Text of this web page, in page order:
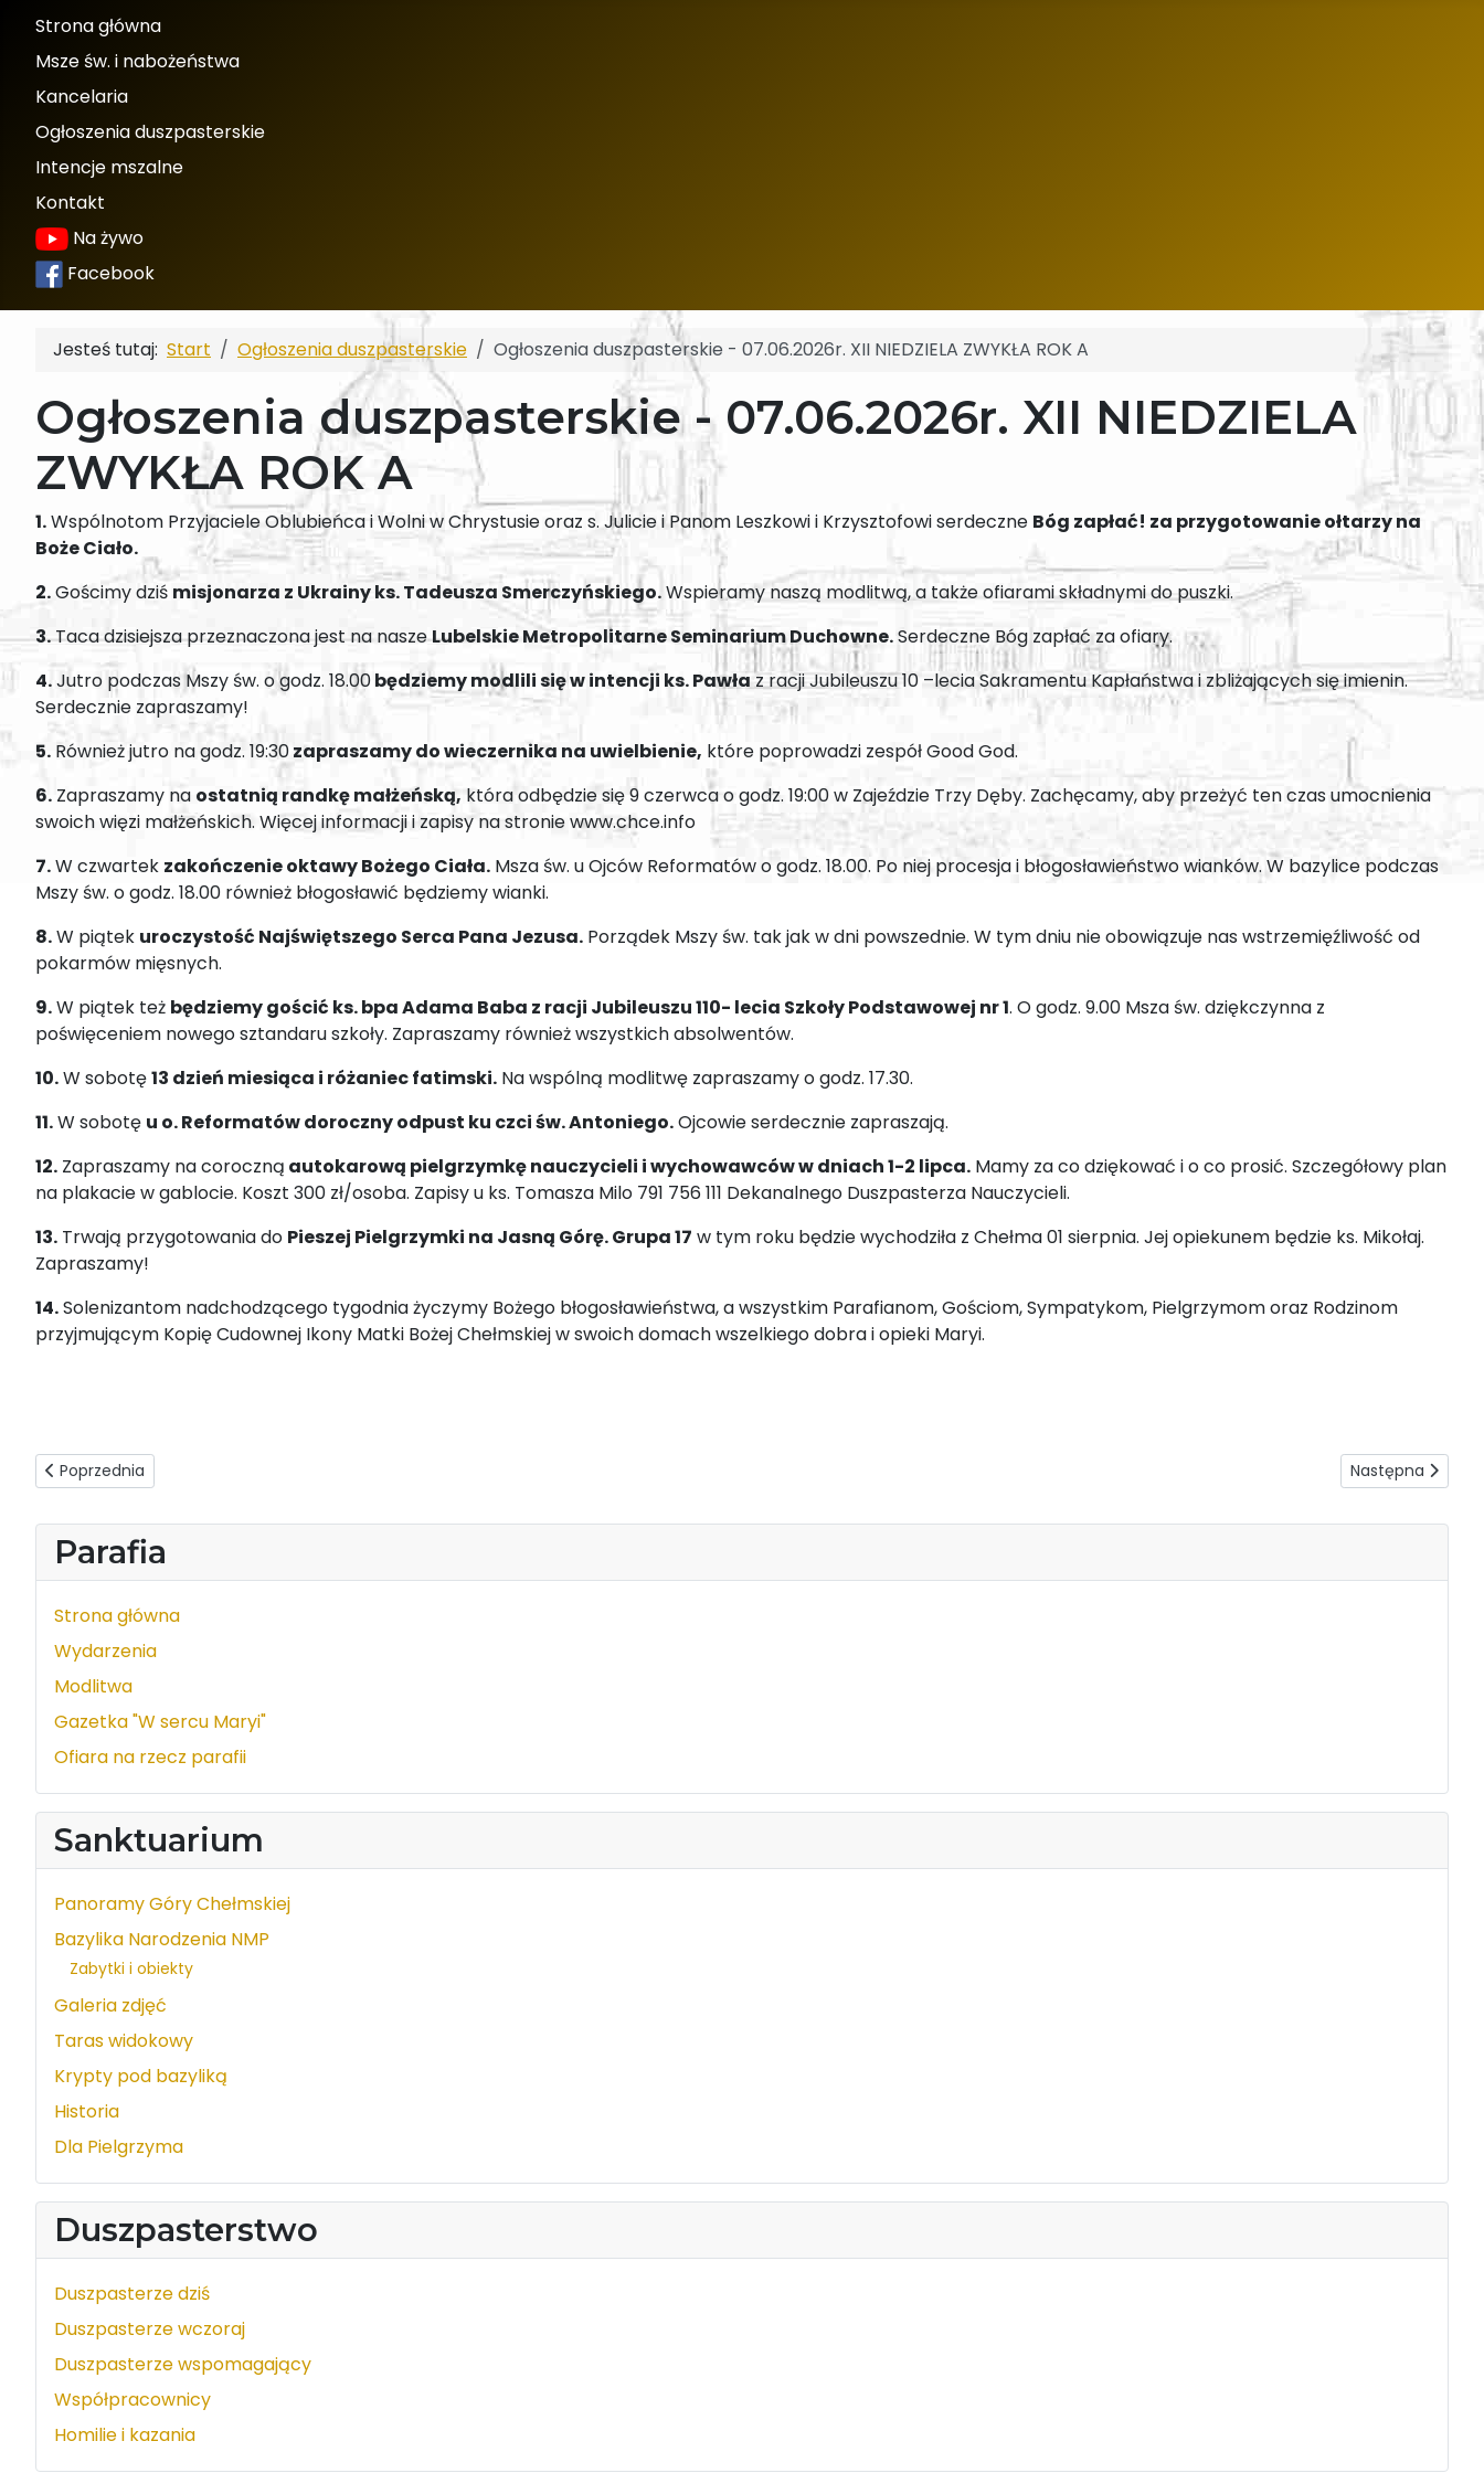
Strona główna
Msze św. i nabożeństwa
Kancelaria
Ogłoszenia duszpasterskie
Intencje mszalne
Kontakt
Na żywo
Facebook
Parafia
Strona główna
Wydarzenia
Modlitwa
Gazetka "W sercu Maryi"
Ofiara na rzecz parafii
Sanktuarium
Panoramy Góry Chełmskiej
Bazylika Narodzenia NMP
Zabytki i obiekty
Galeria zdjęć
Taras widokowy
Krypty pod bazyliką
Historia
Dla Pielgrzyma
Duszpasterstwo
Duszpasterze dziś
Duszpasterze wczoraj
Duszpasterze wspomagający
Współpracownicy
Homilie i kazania
Jesteś tutaj: Start Ogłoszenia duszpasterskie Ogłoszenia duszpasterskie - 07.06.2026r. XII NIEDZIELA ZWYKŁA ROK A
Ogłoszenia duszpasterskie - 07.06.2026r. XII NIEDZIELA
ZWYKŁA ROK A
1.Wspólnotom Przyjaciele Oblubieńca i Wolni w Chrystusie oraz s. Julicie i Panom Leszkowi i Krzysztofowi serdeczne Bóg zapłać! za przygotowanie ołtarzy na
Boże Ciało.
2.Gościmy dziś misjonarza z Ukrainy ks. Tadeusza Smerczyńskiego.Wspieramy naszą modlitwą, a także ofiarami składnymi do puszki.
3.Taca dzisiejsza przeznaczona jest na naszeLubelskie Metropolitarne Seminarium Duchowne.Serdeczne Bóg zapłać za ofiary.
4.Jutro podczas Mszy św. o godz. 18.00będziemy modlili się w intencji ks. Pawłaz racji Jubileuszu 10 –lecia Sakramentu Kapłaństwa i zbliżających się imienin.
Serdecznie zapraszamy!
5. Również jutro na godz. 19:30zapraszamy do wieczernika na uwielbienie, które poprowadzi zespół Good God.
6. Zapraszamy na ostatnią randkę małżeńską, która odbędzie się 9 czerwca o godz. 19:00 w Zajeździe Trzy Dęby. Zachęcamy, aby przeżyć ten czas umocnienia
swoich więzi małżeńskich. Więcej informacji i zapisy na stronie www.chce.info
7.W czwartek zakończenie oktawy Bożego Ciała. Msza św. u Ojców Reformatów o godz. 18.00. Po niej procesja i błogosławieństwo wianków. W bazylice podczas
Mszy św. o godz. 18.00 również błogosławić będziemy wianki.
8.W piątek uroczystość Najświętszego Serca Pana Jezusa. Porządek Mszy św. tak jak w dni powszednie. W tym dniu nie obowiązuje nas wstrzemięźliwość od
pokarmów mięsnych.
9.W piątek też będziemy gościć ks. bpa Adama Baba z racji Jubileuszu 110- lecia Szkoły Podstawowej nr 1. O godz. 9.00 Msza św. dziękczynna z
poświęceniem nowego sztandaru szkoły. Zapraszamy również wszystkich absolwentów.
10.W sobotę13 dzień miesiąca i różaniec fatimski. Na wspólną modlitwę zapraszamy o godz. 17.30.
11.W sobotę u o. Reformatów doroczny odpust ku czci św. Antoniego.Ojcowie serdecznie zapraszają.
12. Zapraszamy na coroczną autokarową pielgrzymkę nauczycieli i wychowawców w dniach 1-2 lipca. Mamy za co dziękować i o co prosić. Szczegółowy plan
na plakacie w gablocie. Koszt 300 zł/osoba. Zapisy u ks. Tomasza Milo 791 756 111 Dekanalnego Duszpasterza Nauczycieli.
13. Trwają przygotowania do Pieszej Pielgrzymki na Jasną Górę. Grupa 17 w tym roku będzie wychodziła z Chełma 01 sierpnia. Jej opiekunem będzie ks. Mikołaj.
Zapraszamy!
14.Solenizantom nadchodzącego tygodnia życzymy Bożego błogosławieństwa, a wszystkim Parafianom, Gościom, Sympatykom, Pielgrzymom oraz Rodzinom
przyjmującym Kopię Cudownej Ikony Matki Bożej Chełmskiej w swoich domach wszelkiego dobra i opieki Maryi.
Poprzednia strona: Ogłoszenia duszpasterskie - 14.06.2026r. XI NIEDZIELA ZWYKŁA ROK A
Poprzednia Następna strona:
Następna